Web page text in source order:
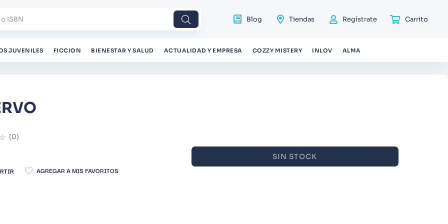
Blog Tiendas Regístrate
JUVENILES FICCION BIENESTAR Y SALUD ACTUALIDAD Y EMPRESA COZZY MISTERY INLOV ALMA
☆ (0)
SIN STOCK